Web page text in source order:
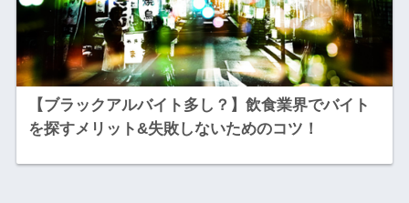
【ブラックアルバイト多し？】飲食業界でバイト
を探すメリット&失敗しないためのコツ！